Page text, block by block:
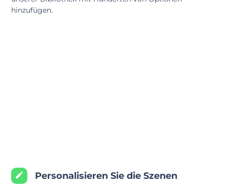
hinzufügen.
Personalisieren Sie die Szenen